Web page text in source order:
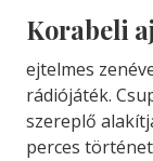
Korabeli
ejtelmes
rádiójáték.
szereplő
perces